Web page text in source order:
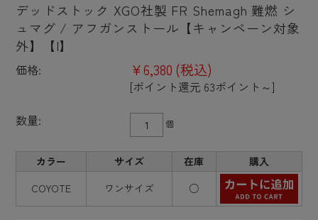
デッドストック XGO社製 FR Shemagh 難燃 シ
ュマグ / アフガンストール【キャンペーン対象
外】【I】
価格: ¥6,380 (税込)
[ポイント還元 63ポイント～]
数量:
個
カラー サイズ 在庫
購入
COYOTE
ワンサイズ ○